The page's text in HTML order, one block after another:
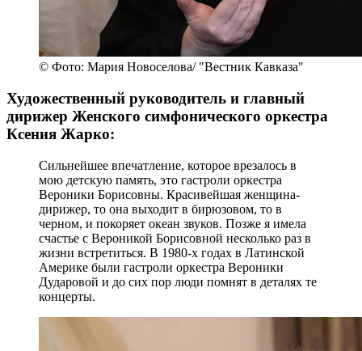
© Фото: Мария Новоселова/ "Вестник Кавказа"
Художественный руководитель и главный
дирижер Женского симфонического оркестра
Ксения Жарко:
Сильнейшее впечатление, которое врезалось в
мою детскую память, это гастроли оркестра
Вероники Борисовны. Красивейшая женщина-
дирижер, то она выходит в бирюзовом, то в
черном, и покоряет океан звуков. Позже я имела
счастье с Вероникой Борисовной несколько раз в
жизни встретиться. В 1980-х годах в Латинской
Америке были гастроли оркестра Вероники
Дударовой и до сих пор люди помнят в деталях те
концерты.